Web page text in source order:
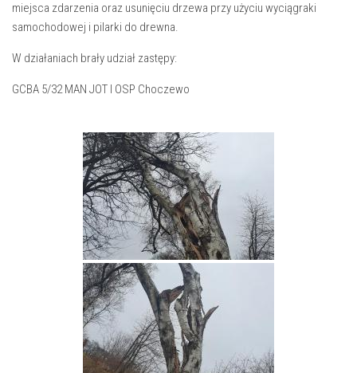
miejsca zdarzenia oraz usunięciu drzewa przy użyciu wyciągraki
samochodowej i pilarki do drewna.
W działaniach brały udział zastępy:
GCBA 5/32 MAN JOT I OSP Choczewo